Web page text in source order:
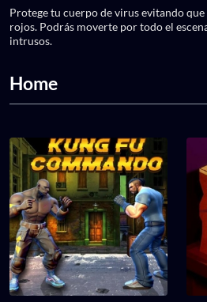
Protege tu cuerpo de virus evitando
rojos. Podrás moverte por todo el
intrusos.
Home